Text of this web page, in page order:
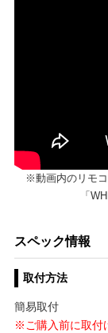
※動画内のリモコ
「
スペック情報
取付方法
簡易取付
※ご購入前に取付